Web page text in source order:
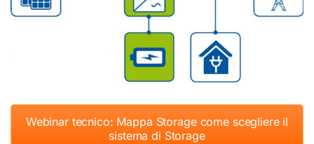
Webinar tecnico: Mappa Storage come scegliere il
sistema di Storage